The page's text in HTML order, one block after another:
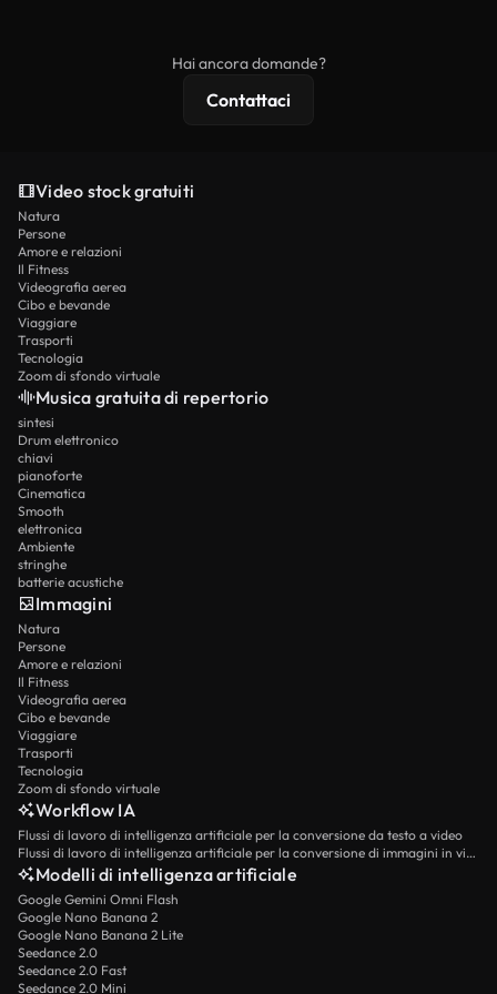
Hai ancora domande?
Contattaci
Video stock gratuiti
Natura
Persone
Amore e relazioni
Il Fitness
Videografia aerea
Cibo e bevande
Viaggiare
Trasporti
Tecnologia
Zoom di sfondo virtuale
Musica gratuita di repertorio
sintesi
Drum elettronico
chiavi
pianoforte
Cinematica
Smooth
elettronica
Ambiente
stringhe
batterie acustiche
Immagini
Natura
Persone
Amore e relazioni
Il Fitness
Videografia aerea
Cibo e bevande
Viaggiare
Trasporti
Tecnologia
Zoom di sfondo virtuale
Workflow IA
Flussi di lavoro di intelligenza artificiale per la conversione da testo a video
Flussi di lavoro di intelligenza artificiale per la conversione di immagini in video
Modelli di intelligenza artificiale
Google Gemini Omni Flash
Google Nano Banana 2
Google Nano Banana 2 Lite
Seedance 2.0
Seedance 2.0 Fast
Seedance 2.0 Mini